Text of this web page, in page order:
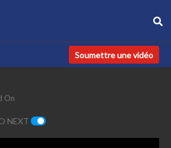
Soumettre une vidéo
On
NEXT